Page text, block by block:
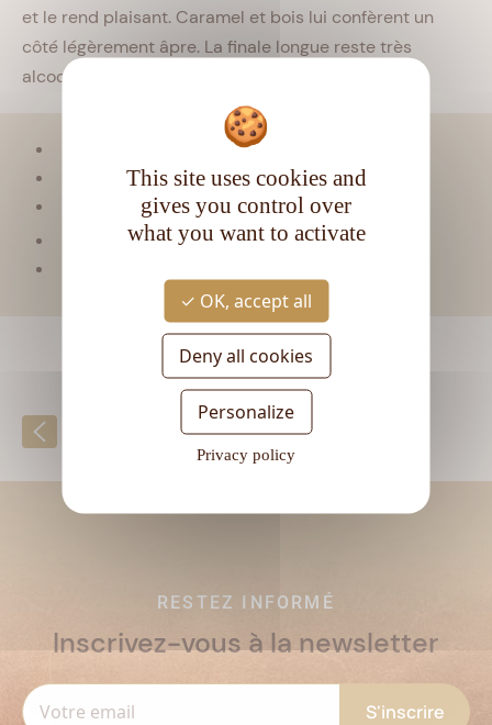
et le rend plaisant. Caramel et bois lui confèrent un
côté légèrement âpre. La finale longue reste très
alcoolisée.
Tropical
Matière première :Mélasse
Type de rhum :Ambré
Contenance :70CL
Retour à la liste
RESTEZ INFORMÉ
Inscrivez-vous à la newsletter
This site uses cookies and
gives you control over
what you want to activate
OK, accept all
Deny all cookies
Personalize
Privacy policy